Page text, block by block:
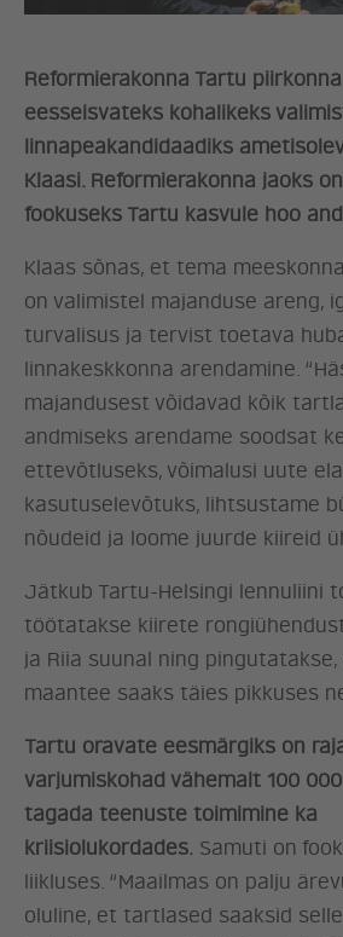
Reformierakonna Tartu
eesseisvateks kohalikeks
linnapeakandidaadiks
Klaasi. Reformierakonna jaoks
fookuseks Tartu kasvule hoo
Klaas sõnas, et tema
on valimistel majanduse areng,
turvalisus ja tervist toetava
linnakeskkonna arendamine.
majandusest võidavad kõik
andmiseks arendame soodsat
ettevõtluseks, võimalusi uute
kasutuselevõtuks, lihtsustame
nõudeid ja loome juurde kiireid
Jätkub Tartu-Helsingi lennuliini
töötatakse kiirete
ja Riia suunal ning
maantee saaks täies pikkuses
Tartu oravate eesmärgiks on
varjumiskohad vähemalt 100
tagada teenuste toimimine ka
kriisiolukordades. Samuti on
liikluses. “Maailmas on palju
oluline, et tartlased saaksid